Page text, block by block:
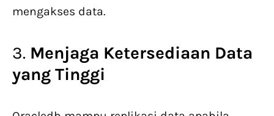
mengakses data.
3. Menjaga Ketersediaan Data
yang Tinggi